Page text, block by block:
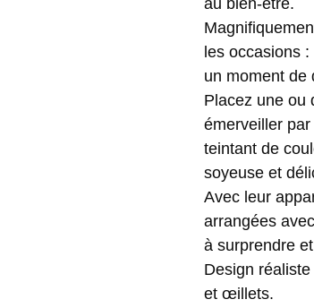
au bien-être.
les occasions
un moment de
Placez une ou
émerveiller
teintant de
soyeuse et
Avec leur
arrangées
à surprendre
Design
et œillets.